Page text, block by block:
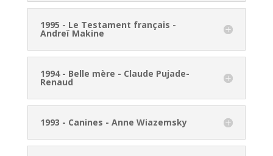
1995 - Le Testament français -
Andreï Makine
1994 - Belle mère - Claude Pujade-
Renaud
1993 - Canines - Anne Wiazemsky